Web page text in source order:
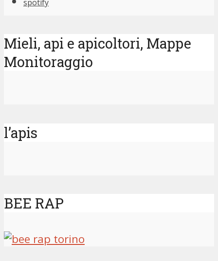
spotify
Mieli, api e apicoltori, Mappe
Monitoraggio
l’apis
BEE RAP